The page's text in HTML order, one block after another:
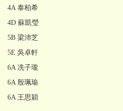
4A 泰柏希
4D 蘇凱瑩
5B 梁沛芝
5E 吳卓軒
6A 冼子瓏
6A 殷珮瑜
6A 王思穎